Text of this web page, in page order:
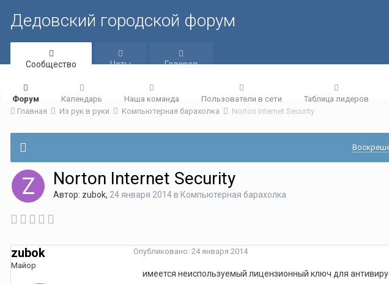
Дедовский городской форум
Сообщество
Форум Календарь Наша команда Пользователи в сети Таблица лидеров
Чаты Галерея
Главная Из рук в руки Компьютерная барахолка Norton Internet Security
Norton Internet Security
Автор: zubok, 24 января 2014в Компьютерная барахолка
zubok
Майор
Опубликовано: 24 января 2014
имеется неиспользуемый лицензионный ключ для